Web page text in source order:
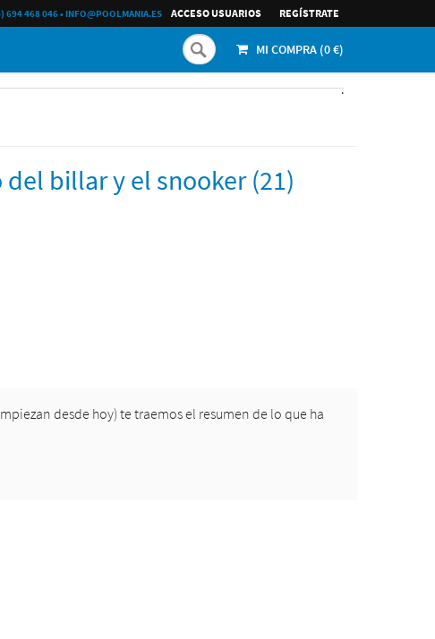
ACCESO USUARIOS REGÍ­STRATE
694 468 046•INFO@POOLMANIA.ES
MI COMPRA (0€)
.
billar y el snooker (21)
desde hoy) te traemos el resumen de lo que ha